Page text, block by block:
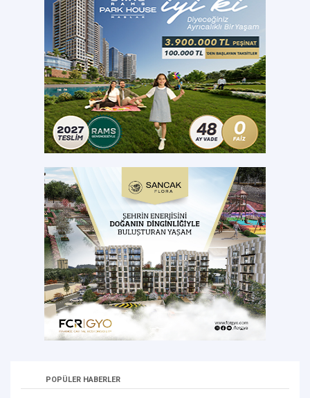
POPÜLER HABERLER